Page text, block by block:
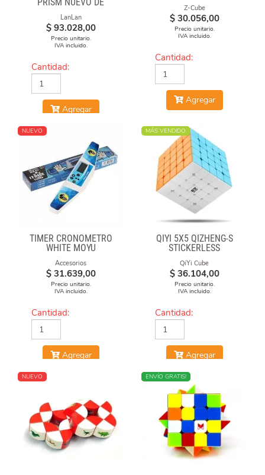
LANLAN
LanLan
$ 93.028,00
Precio unitario.
IVA incluido.
Cantidad:
Agregar
Z-Cube
$ 30.056,00
Precio unitario.
IVA incluido.
Cantidad:
Agregar
NUEVO
TIMER CRONÓMETRO
WHITE MOYU
Accesorios
$ 31.639,00
Precio unitario.
IVA incluido.
Cantidad:
Agregar
MÁS VENDIDO
QIYI 5X5 QIZHENG-S
STICKERLESS
QiYi Cube
$ 36.104,00
Precio unitario.
IVA incluido.
Cantidad:
Agregar
NUEVO NUEVO
ENVÍO GRATIS!